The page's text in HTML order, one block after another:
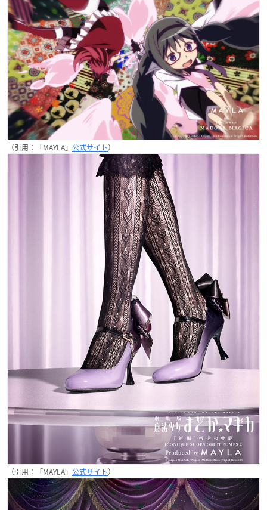
（引用：「MAYLA」 公式サイト）
（引用：「MAYLA」 公式サイト）